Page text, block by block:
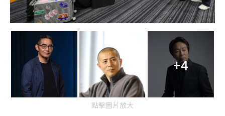
+4
點擊圖片放大